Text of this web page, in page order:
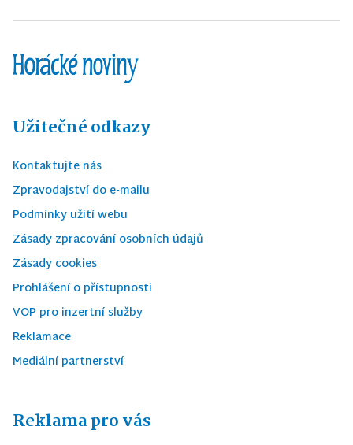
Užitečné odkazy
Kontaktujte nás
Zpravodajství do e-mailu
Podmínky užití webu
Zásady zpracování osobních údajů
Zásady cookies
Prohlášení o přístupnosti
VOP pro inzertní služby
Reklamace
Mediální partnerství
Reklama pro vás